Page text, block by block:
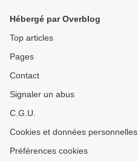
Hébergé par Overblog
Top articles
Pages
Contact
Signaler un abus
C.G.U.
Cookies et données personnelles
Préférences cookies